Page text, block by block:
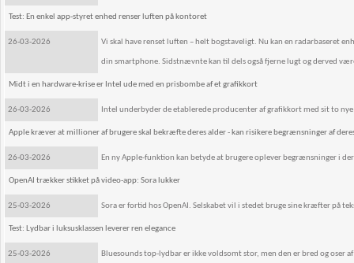
Test: En enkel app-styret enhed renser luften på kontoret
26-03-2026 Vi skal have renset luften – helt bogstaveligt. Nu kan en radarbaseret
din smartphone. Sidstnævnte kan til dels også fjerne lugt og derved
Midt i en hardware-krise er Intel ude med en prisbombe af et grafikkort
26-03-2026 Intel underbyder de etablerede producenter af grafikkort med sit to
Apple kræver at millioner af brugere skal bekræfte deres alder - kan risikere begrænsninger af
26-03-2026 En ny Apple-funktion kan betyde at brugere oplever begrænsninger i
OpenAI trækker stikket på video-app: Sora lukker
25-03-2026 Sora er fortid hos OpenAI. Selskabet vil i stedet bruge sine kræfter på
Test: Lydbar i luksusklassen leverer ren elegance
25-03-2026 Bluesounds top-lydbar er ikke voldsomt stor, men den er bred og oser